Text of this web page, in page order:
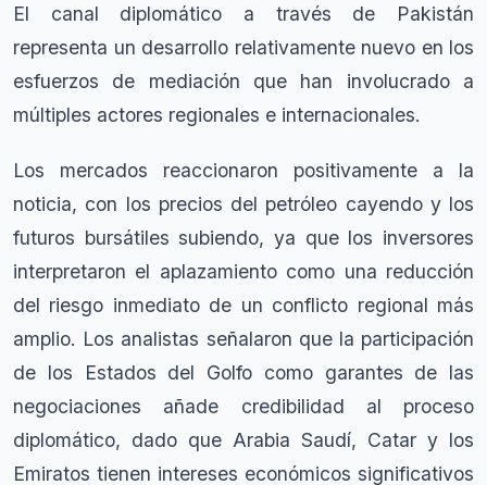
El canal diplomático a través de Pakistán
representa un desarrollo relativamente nuevo en los
esfuerzos de mediación que han involucrado a
múltiples actores regionales e internacionales.
Los mercados reaccionaron positivamente a la
noticia, con los precios del petróleo cayendo y los
futuros bursátiles subiendo, ya que los inversores
interpretaron el aplazamiento como una reducción
del riesgo inmediato de un conflicto regional más
amplio. Los analistas señalaron que la participación
de los Estados del Golfo como garantes de las
negociaciones añade credibilidad al proceso
diplomático, dado que Arabia Saudí, Catar y los
Emiratos tienen intereses económicos significativos